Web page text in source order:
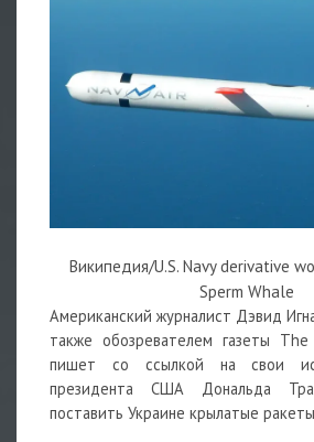
Википедия/U.S. Navy derivative
Sperm Whale
Американский журналист Дэвид
также обозревателем газеты
пишет со ссылкой на свои
президента США Дональда
поставить Украине крылатые ракеты